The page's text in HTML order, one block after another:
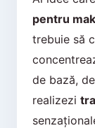
pentru
trebuie să
de bază,
realizezi